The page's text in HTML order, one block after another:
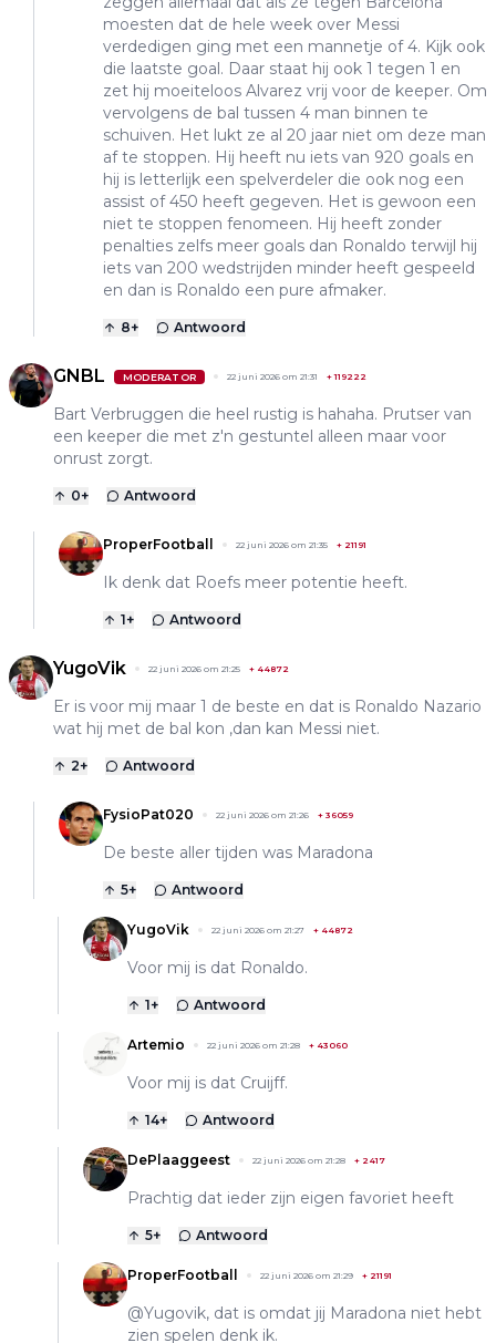
moesten dat de hele week over Messi
verdedigen ging met een mannetje of 4. Kijk ook
die laatste goal. Daar staat hij ook 1 tegen 1 en
zet hij moeiteloos Alvarez vrij voor de keeper. Om
vervolgens de bal tussen 4 man binnen te
schuiven. Het lukt ze al 20 jaar niet om deze man
af te stoppen. Hij heeft nu iets van 920 goals en
hij is letterlijk een spelverdeler die ook nog een
assist of 450 heeft gegeven. Het is gewoon een
niet te stoppen fenomeen. Hij heeft zonder
penalties zelfs meer goals dan Ronaldo terwijl hij
iets van 200 wedstrijden minder heeft gespeeld
en dan is Ronaldo een pure afmaker.
8+ Antwoord
GNBL MODERATOR 22 juni 2026 om 21:31 +119222
Bart Verbruggen die heel rustig is hahaha. Prutser van
een keeper die met z'n gestuntel alleen maar voor
onrust zorgt.
0+ Antwoord
ProperFootball 22 juni 2026 om 21:35 + 21191
Ik denk dat Roefs meer potentie heeft.
1+ Antwoord
YugoVik 22 juni 2026 om 21:25 + 44872
Er is voor mij maar 1 de beste en dat is Ronaldo Nazario
wat hij met de bal kon ,dan kan Messi niet.
2+ Antwoord
FysioPat020 22 juni 2026 om 21:26 + 36059
De beste aller tijden was Maradona
5+ Antwoord
YugoVik 22 juni 2026 om 21:27 + 44872
Voor mij is dat Ronaldo.
1+ Antwoord
Artemio 22 juni 2026 om 21:28 + 43060
Voor mij is dat Cruijff.
14+ Antwoord
DePlaaggeest 22 juni 2026 om 21:28 + 2417
Prachtig dat ieder zijn eigen favoriet heeft
5+ Antwoord
ProperFootball 22 juni 2026 om 21:29 + 21191
@Yugovik, dat is omdat jij Maradona niet hebt
zien spelen denk ik.